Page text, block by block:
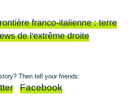
franco-italienne : terre
de l'extrême droite
Then tell your friends:
Facebook